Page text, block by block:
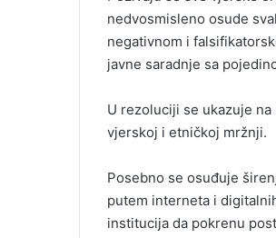
nedvosmisleno osude
negativnom i
javne saradnje sa
U rezoluciji se ukazuje
vjerskoj i etničkoj mržnji.
Posebno se osuđuje
putem interneta i
institucija da pokrenu